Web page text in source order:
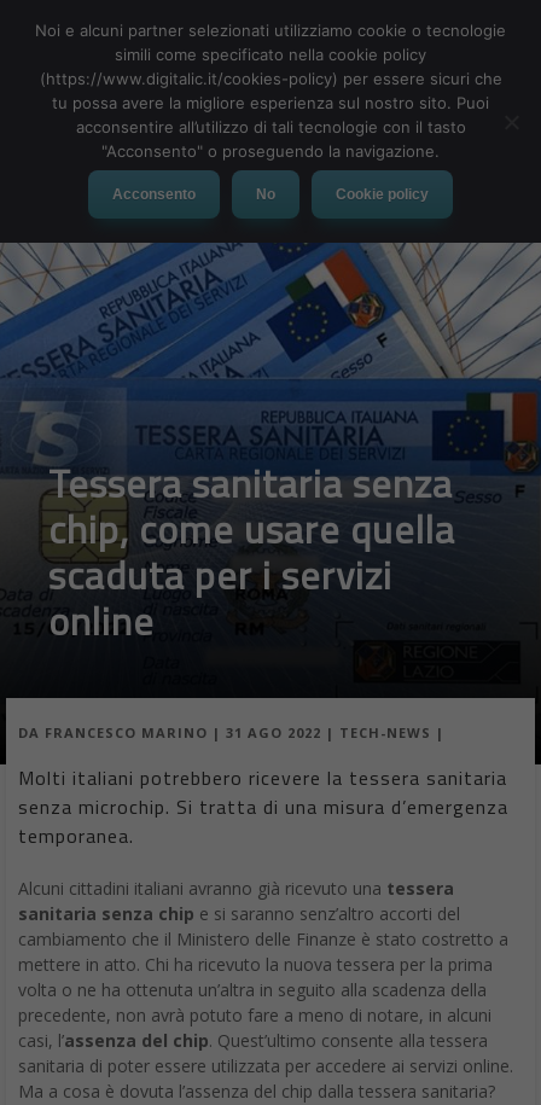
MENU
Tessera sanitaria senza
chip, come usare quella
scaduta per i servizi
online
DA FRANCESCO MARINO | 31 AGO 2022 | TECH-NEWS |
Molti italiani potrebbero ricevere la tessera sanitaria
senza microchip. Si tratta di una misura d’emergenza
temporanea.
Alcuni cittadini italiani avranno già ricevuto una tessera
sanitaria senza chip e si saranno senz’altro accorti del
cambiamento che il Ministero delle Finanze è stato costretto a
mettere in atto. Chi ha ricevuto la nuova tessera per la prima
volta o ne ha ottenuta un’altra in seguito alla scadenza della
precedente, non avrà potuto fare a meno di notare, in alcuni
casi, l’assenza del chip. Quest’ultimo consente alla tessera
sanitaria di poter essere utilizzata per accedere ai servizi online.
Ma a cosa è dovuta l’assenza del chip dalla tessera sanitaria?
Noi e alcuni partner selezionati utilizziamo cookie o tecnologie
simili come specificato nella cookie policy
(https://www.digitalic.it/cookies-policy) per essere sicuri che
tu possa avere la migliore esperienza sul nostro sito. Puoi
acconsentire all’utilizzo di tali tecnologie con il tasto
"Acconsento" o proseguendo la navigazione.
Acconsento No Cookie policy